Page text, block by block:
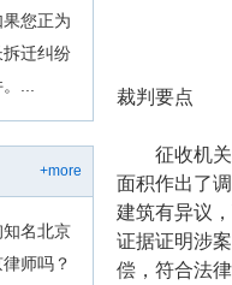
您正为
迁纠纷
...
+more
名北京
师吗？
裁判要点
征收机关负
面积作出了
建筑有异议
证据证明涉
偿，符合法律